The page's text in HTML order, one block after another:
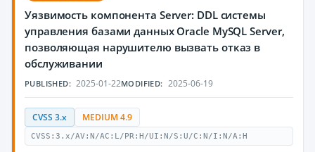
Уязвимость компонента Server: DDL системы
управления базами данных Oracle MySQL Server,
позволяющая нарушителю вызвать отказ в
обслуживании
PUBLISHED: 2025-01-22MODIFIED: 2025-06-19
CVSS 3.x MEDIUM 4.9
CVSS:3.x/AV:N/AC:L/PR:H/UI:N/S:U/C:N/I:N/A:H